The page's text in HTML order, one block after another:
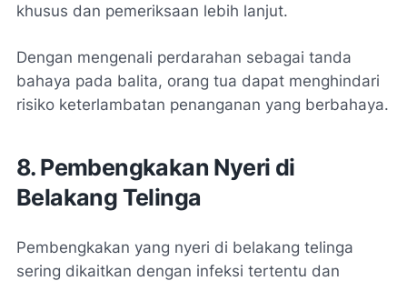
khusus dan pemeriksaan lebih lanjut.
Dengan mengenali perdarahan sebagai tanda
bahaya pada balita, orang tua dapat menghindari
risiko keterlambatan penanganan yang berbahaya.
8. Pembengkakan Nyeri di
Belakang Telinga
Pembengkakan yang nyeri di belakang telinga
sering dikaitkan dengan infeksi tertentu dan